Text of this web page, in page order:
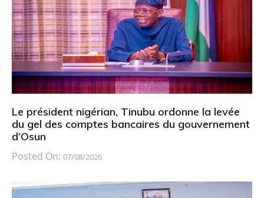
Le président nigérian, Tinubu ordonne la levée
du gel des comptes bancaires du gouvernement
d’Osun
Posted On: 07/08/2026